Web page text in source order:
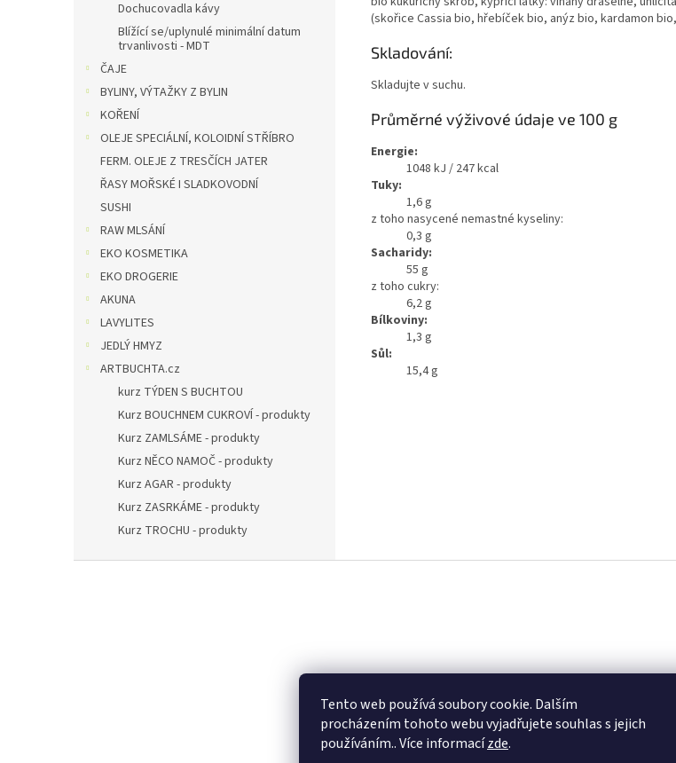
Tento web používá soubory cookie. Dalším
procházením tohoto webu vyjadřujete souhlas s jejich
používáním.. Více informacízde.
Dochucovadla kávy
Blížící se/uplynulé minimální datum
trvanlivosti - MDT
ČAJE
BYLINY, VÝTAŽKY Z BYLIN
KOŘENÍ
OLEJE SPECIÁLNÍ, KOLOIDNÍ STŘÍBRO
FERM. OLEJE Z TRESČÍCH JATER
ŘASY MOŘSKÉ I SLADKOVODNÍ
SUSHI
RAW MLSÁNÍ
EKO KOSMETIKA
EKO DROGERIE
AKUNA
LAVYLITES
JEDLÝ HMYZ
ARTBUCHTA.cz
kurz TÝDEN S BUCHTOU
Kurz BOUCHNEM CUKROVÍ - produkty
Kurz ZAMLSÁME - produkty
Kurz NĚCO NAMOČ - produkty
Kurz AGAR - produkty
Kurz ZASRKÁME - produkty
Kurz TROCHU - produkty
(skořice Cassia bio, hřebíček bio, anýz bio, kardamon
Skladování:
Skladujte v suchu.
Průměrné výživové údaje ve 100 g
Energie:
1048 kJ / 247 kcal
Tuky:
1,6 g
z toho nasycené nemastné kyseliny:
0,3 g
Sacharidy:
55 g
z toho cukry:
6,2 g
Bílkoviny:
1,3 g
Sůl:
15,4 g